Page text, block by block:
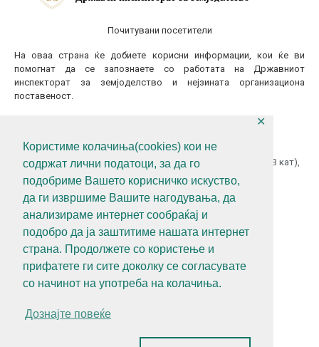
Користиме колачиња(cookies) кои не
содржат лични податоци, за да го
подобриме Вашето корисничко искуство,
да ги извршиме Вашите нагодувања, да
анализираме интернет сообраќај и
подобро да ја заштитиме нашата интернет
страна. Продолжете со користење и
прифатете ги сите доколку се согласувате
со начинот на употреба на колачиња.
Дознајте повеќе
✕
Почитувани посетители
На оваа страна ќе добиете корисни информации, кои ќе ви
помогнат да се запознаете со работата на Државниот
инспекторат за земјоделство и нејзината организациона
поставеност.
ул.Гоце Делчев бр.18 (Македонска Радио Телевизија 13 кат),
1000 Скопје, Р.С.Македонија
+389 (0)2 3121 462
+389 (0)2 3121 462
diz@diz.gov.mk
СЛЕДЕТЕ НЕ